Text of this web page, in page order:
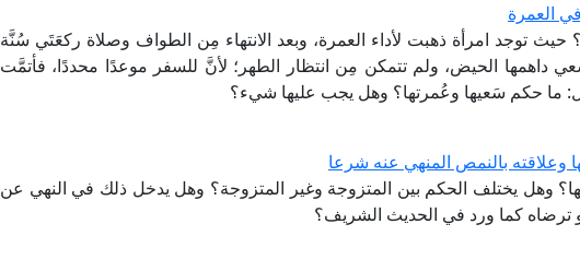
العمرة
توجد امرأة ذهبت لأداء العمرة، وبعد الانتهاء مِن الطواف وصلاة ركعَتَي سُنَّة
داهمها الحيض، ولم تتمكن مِن انتظار الطهر؛ لأنَّ للسفر موعدًا محددًا، فأتمَّت
ما حكم سَعيها وعُمرتها؟ وهل يجب عليها شيء؟
وعلاقته بالنمص المنهي عنه شرعا
وهل يختلف الحكم بين المتزوجة وغير المتزوجة؟ وهل يدخل ذلك في النهي عن
كما ورد في الحديث الشريف؟